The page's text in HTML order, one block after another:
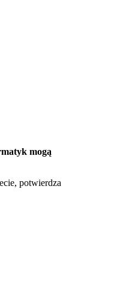
mogą
potwierdza